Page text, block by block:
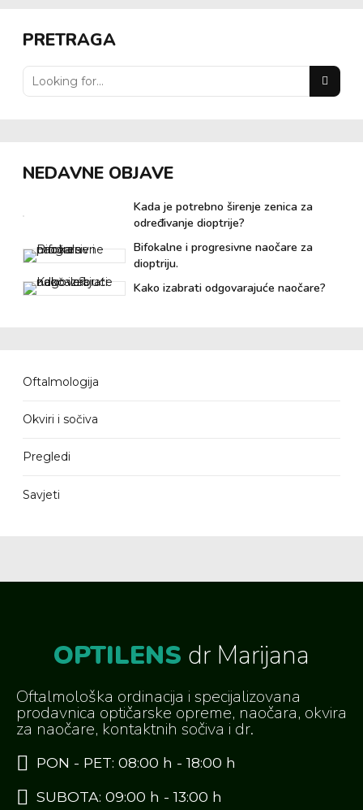
PRETRAGA
NEDAVNE OBJAVE
Kada je potrebno širenje zenica za
određivanje dioptrije?
Bifokalne i progresivne naočare za
dioptriju.
Kako izabrati odgovarajuće naočare?
Oftalmologija
Okviri i sočiva
Pregledi
Savjeti
OPTILENS dr Marijana
Oftalmološka ordinacija i specijalizovana
prodavnica optičarske opreme, naočara, okvira
za naočare, kontaktnih sočiva i dr.
PON - PET: 08:00 h - 18:00 h
SUBOTA: 09:00 h - 13:00 h